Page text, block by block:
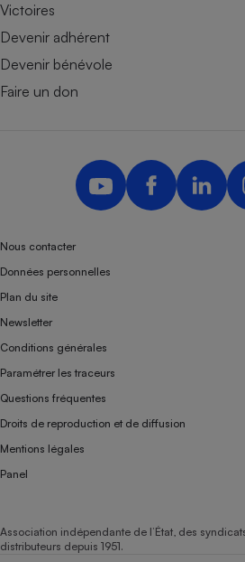
Victoires
Devenir adhérent
Devenir bénévole
Faire un don
Nous contacter
Données personnelles
Plan du site
Newsletter
Conditions générales
Paramétrer les traceurs
Questions fréquentes
Droits de reproduction et de diffusion
Mentions légales
Panel
Association indépendante de l’État, des
distributeurs depuis 1951.